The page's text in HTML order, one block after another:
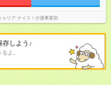
ャリア ナイス！介護事業部
存しよう♪
よ。